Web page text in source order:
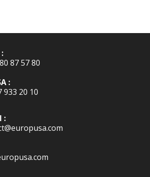
87 57 80
:
933 20 10
: